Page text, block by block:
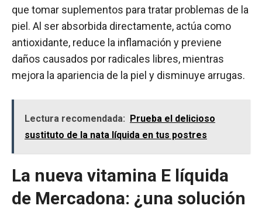
que tomar suplementos para tratar problemas de la
piel. Al ser absorbida directamente, actúa como
antioxidante, reduce la inflamación y previene
daños causados por radicales libres, mientras
mejora la apariencia de la piel y disminuye arrugas.
Lectura recomendada: Prueba el delicioso
sustituto de la nata líquida en tus postres
La nueva vitamina E líquida
de Mercadona: ¿una solución